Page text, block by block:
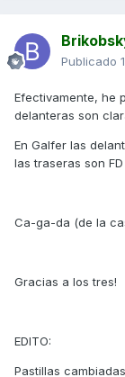
Publicado
Efectivamente, he
delanteras son
En Galfer las
las traseras son
Ca-ga-da (de la
Gracias a los tres!
EDITO:
Pastillas